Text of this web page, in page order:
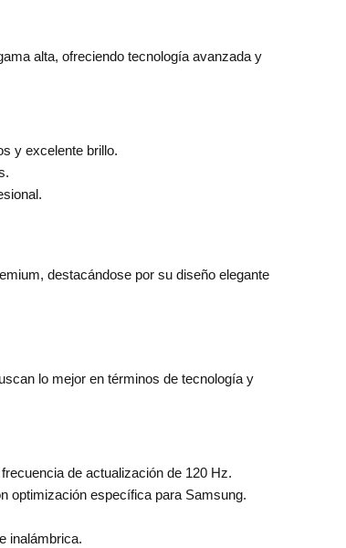
alta, ofreciendo tecnología avanzada y
y excelente brillo.
destacándose por su diseño elegante
lo mejor en términos de tecnología y
de actualización de 120 Hz.
optimización específica para Samsung.
inalámbrica.